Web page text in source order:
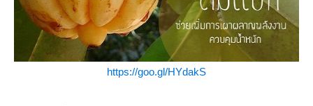
https://goo.gl/HYdakS